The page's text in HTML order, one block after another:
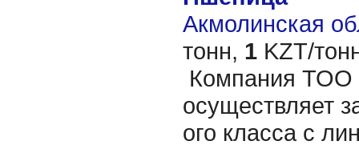
Акмолинская
тонн, 1 KZT/
Компания ТОО
осуществляет
ого класса с